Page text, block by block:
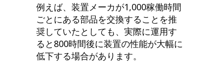
例えば、装置メーカが1,000稼働時間
ごとにある部品を交換することを推
奨していたとしても、実際に運用す
ると800時間後に装置の性能が大幅に
低下する場合があります。